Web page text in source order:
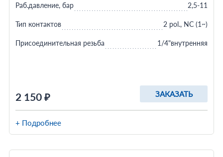
2 150 ₽ ЗАКАЗАТЬ
Раб.давление, бар 2,5-11
Тип контактов 2 pol., NC (1~)
Присоединительная резьба 1/4"внутренняя
+ Подробнее